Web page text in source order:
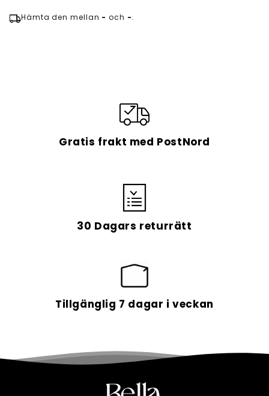
leveranstiden är i genomsnitt 7-14 dagar.
local_shippingHämta den mellan - och -.
Gratis frakt med PostNord
30 Dagars returrätt
Tillgänglig 7 dagar i veckan